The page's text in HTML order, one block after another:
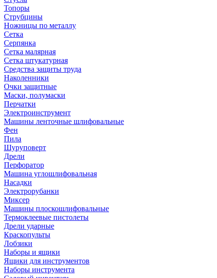
Топоры
Струбцины
Ножницы по металлу
Сетка
Серпянка
Сетка малярная
Сетка штукатурная
Средства защиты труда
Наколенники
Очки защитные
Маски, полумаски
Перчатки
Электроинструмент
Машины ленточные шлифовальные
Фен
Пила
Шуруповерт
Дрели
Перфоратор
Машина углошлифовальная
Насадки
Электрорубанки
Миксер
Машины плоскошлифовальные
Термоклеевые пистолеты
Дрели ударные
Краскопульты
Лобзики
Наборы и ящики
Ящики для инструментов
Наборы инструмента